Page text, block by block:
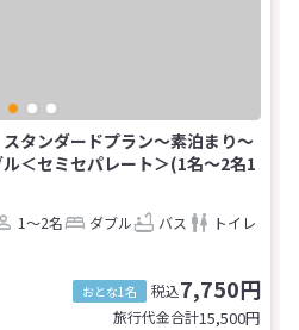
タンダードプラン～素泊まり～
＜セミセパレート＞(1名～2名1
1～2名 ダブル バス
トイレ
おとな1名 税込7,750円
旅行代金合計15,500円